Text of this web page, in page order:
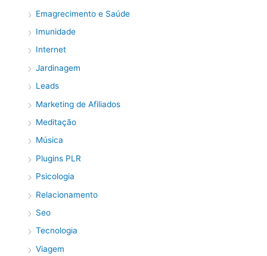
Emagrecimento e Saúde
Imunidade
Internet
Jardinagem
Leads
Marketing de Afiliados
Meditação
Música
Plugins PLR
Psicologia
Relacionamento
Seo
Tecnologia
Viagem